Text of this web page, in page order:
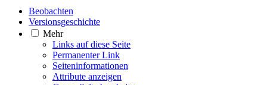
Beobachten
Versionsgeschichte
Mehr
Links auf diese Seite
Permanenter Link
Seiten­­informationen
Attribute anzeigen